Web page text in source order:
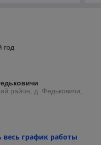
год
район, д. Федьковичи,
весь график работы